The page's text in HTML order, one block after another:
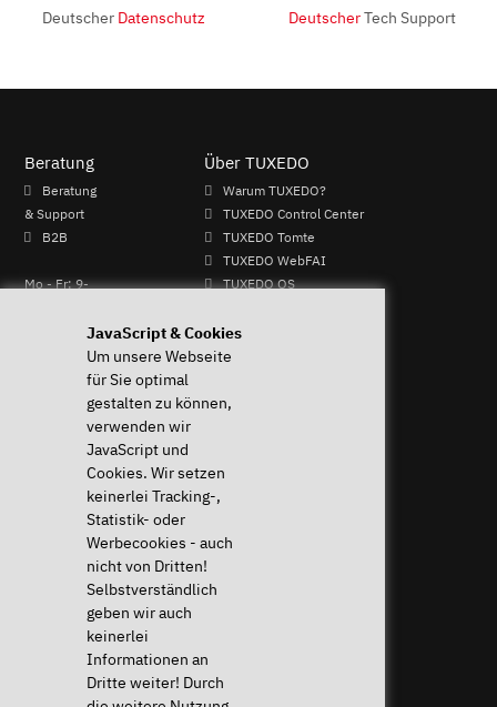
JavaScript & Cookies
Um unsere Webseite
für Sie optimal
gestalten zu können,
verwenden wir
JavaScript und
Cookies. Wir setzen
keinerlei Tracking-,
Statistik- oder
Werbecookies - auch
nicht von Dritten!
Selbstverständlich
geben wir auch
keinerlei
Informationen an
Dritte weiter! Durch
Deutscher Datenschutz DeutscherTech Support
Beratung
Beratung
& Support
B2B
Mo - Fr: 9-
Widerruf ausführen
Über TUXEDO
Warum TUXEDO?
TUXEDO Control Center
TUXEDO Tomte
TUXEDO WebFAI
TUXEDO OS
Individuelle Logos und
Tastaturen
Hilfe & Support
Downloads & Treiber
Systemdiagnose
Häufige Fragen (FAQ)
Anleitungen
Hilfe für mein Gerät
Widerrufsrecht
Versandkosten & Lieferzeiten